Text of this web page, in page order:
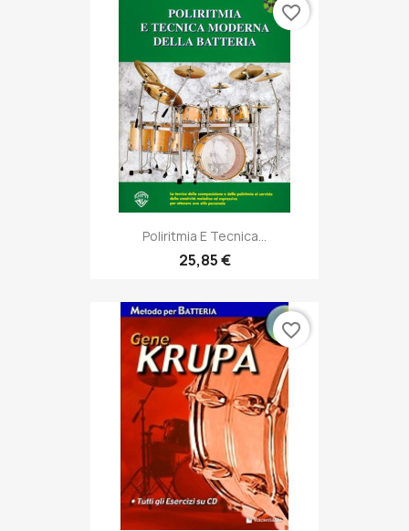
Poliritmia E Tecnica...
25,85 €
favorite_border
favorite_border